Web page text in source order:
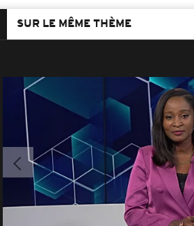
SUR LE MÊME THÈME